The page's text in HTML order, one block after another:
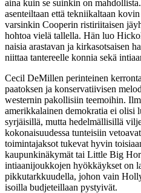
aina kuin se suinkin on
asenteiltaan että tekniikaltaan
varsinkin Cooperin ristiriitaisen
hohtoa vielä tallella. Hän luo
naisia arastavan ja kirkasotsaisen
niittaa tantereelle konnia sekä
Cecil DeMillen perinteinen
paatoksen ja konservatiivisen
westernin pakollisiin teemoihin.
amerikkalainen demokratia ei olisi
syrjäisillä, mutta hedelmällisillä
kokonaisuudessa tunteisiin
toimintajaksot tukevat hyvin
kaupunkinäkymät tai Little Big
intiaanijoukkojen hyökkäykset on
pikkutarkkuudella, johon vain
isoilla budjeteillaan pystyivät.